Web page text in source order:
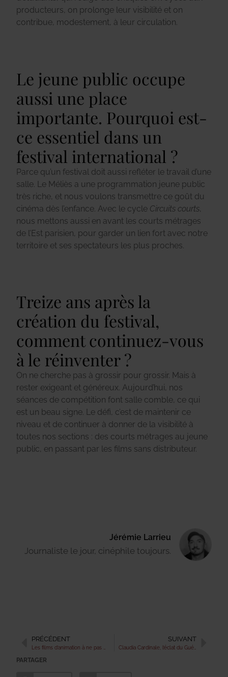
producteurs, on prolonge leur visibilité et on
contribue, modestement, à leur circulation.
Le jeune public occupe
aussi une place
importante. Pourquoi est-
ce essentiel dans un
festival international ?
Parce qu’un festival doit aussi refléter le travail d’une
salle. Le Méliès a une programmation jeune public
très riche, et nous voulons transmettre ce goût du
cinéma dès l’enfance. Avec le cycle Circuits courts,
nous mettons aussi en avant les courts métrages
de l’Est parisien, pour garder un lien fort avec notre
territoire et ses spectateurs les plus proches.
Treize ans après la
création du festival,
comment continuez-vous
à le réinventer ?
On ne cherche pas à grossir pour grossir. Mais à
rester exigeant et généreux. Aujourd’hui, nos
séances de compétition font salle comble, ce qui
est un beau signe. Le défi, c’est de maintenir ce
niveau et de continuer à donner de la visibilité à
toutes nos sections : des courts métrages au jeune
public, en passant par les films sans distributeur.
Jérémie Larrieu
Journaliste le jour, cinéphile toujours.
PRÉCÉDENT SUIVANT
Claudia Cardinale, l’éclat du Guépard, nous a quittés
PARTAGER